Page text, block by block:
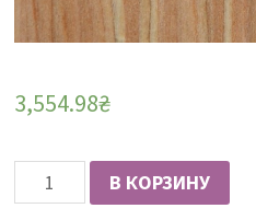
3,554.98₴
Количество
Фасад
В КОРЗИНУ